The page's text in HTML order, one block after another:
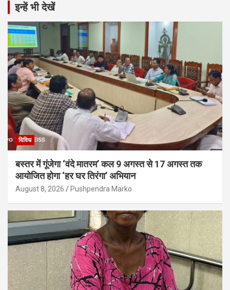
इन्हें भी देखें
विविध
बस्तर में गूंजेगा ‘वंदे मातरम’ कल 9 अगस्त से 17 अगस्त तक
आयोजित होगा ‘हर घर तिरंगा’ अभियान
August 8, 2026 Pushpendra Marko